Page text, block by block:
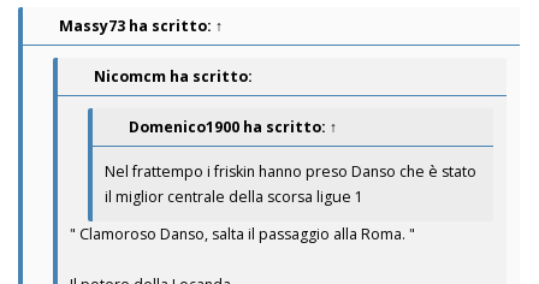
Massy73 ha scritto: ↑
Nicomcm ha scritto:
Domenico1900 ha scritto: ↑
Nel frattempo i friskin hanno preso Danso che è stato
il miglior centrale della scorsa ligue 1
" Clamoroso Danso, salta il passaggio alla Roma. "